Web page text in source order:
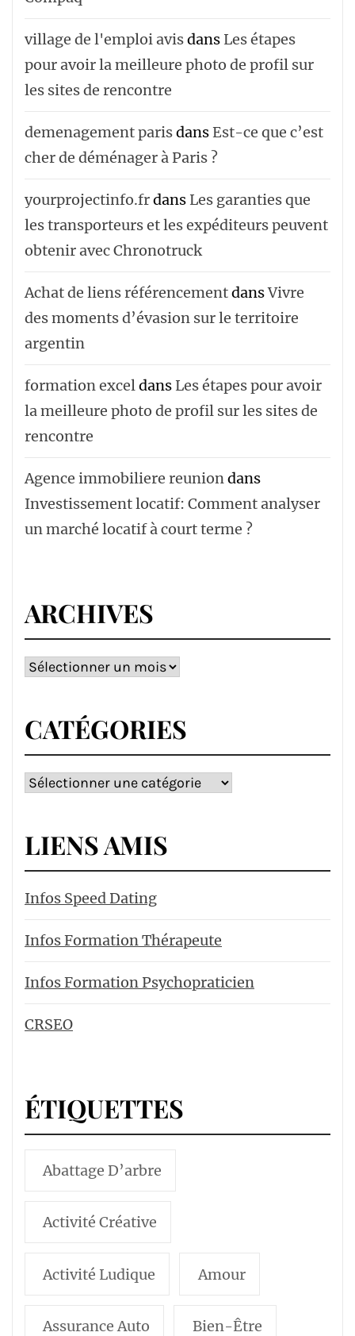
village de l'emploi avisdans Les étapes
pour avoir la meilleure photo de profil sur
les sites de rencontre
demenagement parisdansEst-ce que c’est
cher de déménager à Paris ?
yourprojectinfo.frdans Les garanties que
les transporteurs et les expéditeurs peuvent
obtenir avec Chronotruck
Achat de liens référencementdansVivre
des moments d’évasion sur le territoire
argentin
formation exceldans Les étapes pour avoir
la meilleure photo de profil sur les sites de
rencontre
Agence immobiliere reuniondans
Investissement locatif: Comment analyser
un marché locatif à court terme ?
ARCHIVES
Archives
CATÉGORIES
Catégories
LIENS AMIS
Infos Speed Dating
Infos Formation Thérapeute
Infos Formation Psychopraticien
CRSEO
ÉTIQUETTES
Abattage D’arbre
Activité Créative
Activité Ludique Amour
Assurance Auto Bien-Être